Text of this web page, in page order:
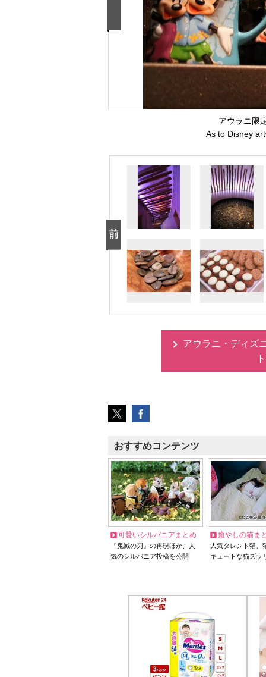
アウラニ限
As to Disney
アウラニ・ディズ
おすすめコンテンツ
可愛いシルバニアまとめ
『鬼滅の刃』の再現ほか、人
気のシルバニア投稿を公開
癒やしの猫ま
人気タレント猫
キュートな猫ズラ